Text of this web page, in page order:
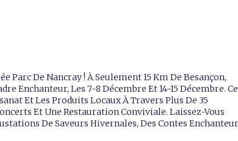
Parc De Nancray ! À Seulement 15 Km De Besançon,
Enchanteur, Les 7-8 Décembre Et 14-15 Décembre. Ce
Et Les Produits Locaux À Travers Plus De 35
Et Une Restauration Conviviale. Laissez-Vous
De Saveurs Hivernales, Des Contes